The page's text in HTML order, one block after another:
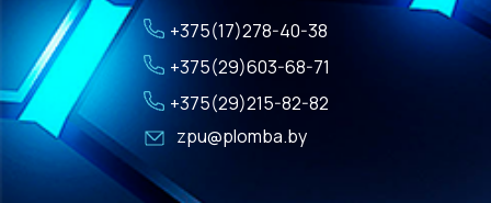
+375(17)278-40-38
+375(29)603-68-71
+375(29)215-82-82
zpu@plomba.by